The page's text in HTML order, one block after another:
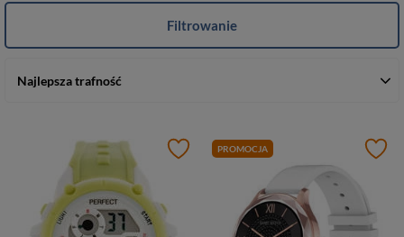
Najlepsza trafność
Filtrowanie
PROMOCJA